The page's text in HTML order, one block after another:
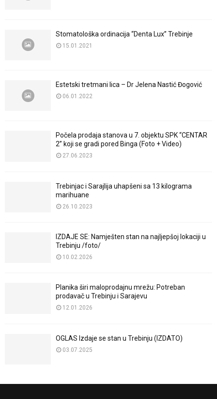
Stomatološka ordinacija “Denta Lux” Trebinje
15.01.2021
Estetski tretmani lica – Dr Jelena Nastić Đogović
06.01.2022
Počela prodaja stanova u 7. objektu SPK “CENTAR
2” koji se gradi pored Binga (Foto + Video)
27.06.2023
Trebinjac i Sarajlija uhapšeni sa 13 kilograma
marihuane
26.10.2023
IZDAJE SE: Namješten stan na najljepšoj lokaciji u
Trebinju /foto/
10.02.2026
Planika širi maloprodajnu mrežu: Potreban
prodavač u Trebinju i Sarajevu
12.01.2026
OGLAS Izdaje se stan u Trebinju (IZDATO)
03.07.2025